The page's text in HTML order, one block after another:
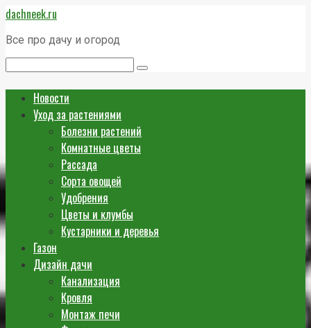
Перейти
к
контенту
dachneek.ru
Все про дачу и огород
Новости
Уход за растениями
Болезни растений
Комнатные цветы
Рассада
Сорта овощей
Удобрения
Цветы и клумбы
Кустарники и деревья
Газон
Дизайн дачи
Канализация
Кровля
Монтаж печи